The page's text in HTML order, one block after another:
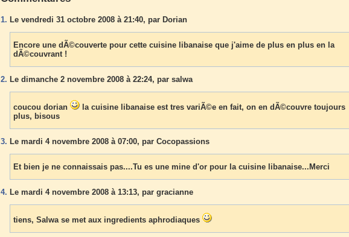
1. Le vendredi 31 octobre 2008 à 21:40, par Dorian
Encore une dÃ©couverte pour cette cuisine libanaise que j'aime de plus en plus en la
dÃ©couvrant !
2. Le dimanche 2 novembre 2008 à 22:24, par salwa
coucou dorian
la cuisine libanaise est tres variÃ©e en fait, on en dÃ©couvre toujours
plus, bisous
3. Le mardi 4 novembre 2008 à 07:00, par Cocopassions
Et bien je ne connaissais pas....Tu es une mine d'or pour la cuisine libanaise...Merci
4. Le mardi 4 novembre 2008 à 13:13, par gracianne
tiens, Salwa se met aux ingredients aphrodiaques